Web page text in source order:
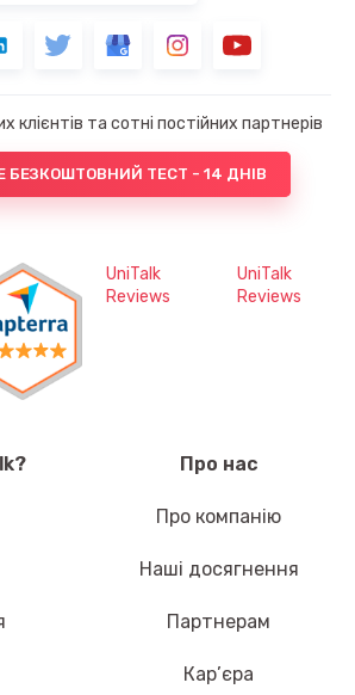
клієнтів та сотні постійних партнерів
БЕЗКОШТОВНИЙ ТЕСТ - 14 ДНІВ
UniTalk
Reviews
UniTalk
Reviews
Про нас
Про компанію
Наші досягнення
Партнерам
Кар’єра